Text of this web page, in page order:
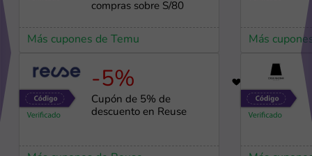
compras sobre S/80
Más cupones de Temu
-5%
Cupón de 5% de
descuento en Reuse
Más